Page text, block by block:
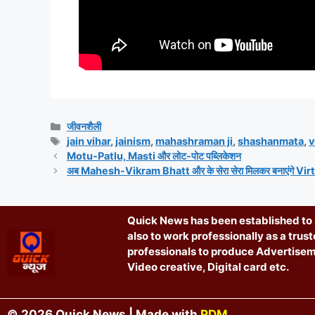
जीवनशैली
jain vihar,jainism,mahashraman ji,shashanmata,
Motu-Patlu, Masti और लोट-पोट पब्लिकेशन
अब Mahesh-Vikram Bhatt और के सेरा सेरा मिलकर बनाएंगे
Quick News has been established
also to work professionally as a
professionals to produce
Video creative, Digital card etc.